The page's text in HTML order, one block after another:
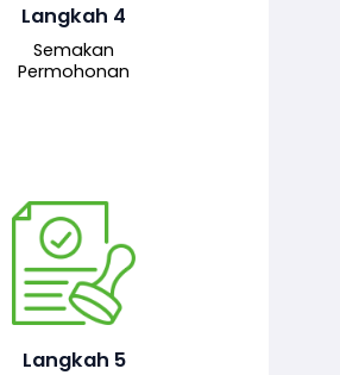
Langkah 4
Semakan
Permohonan
pegawai pelulus untuk
seterusnya.
Langkah 5
menilai permohonan
pengesahan serta
akhir sekiranya semuanya
syarat ditetapkan.